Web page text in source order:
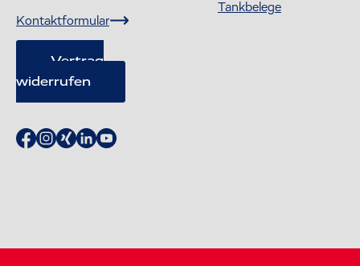
Kontaktformular
Vertrag
widerrufen
Tankbelege